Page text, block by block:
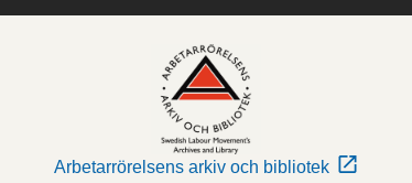
Arbetarrörelsens arkiv och bibliotek